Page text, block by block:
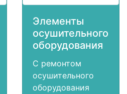
Элементы
осушительного
оборудования
С ремонтом
осушительного
оборудования